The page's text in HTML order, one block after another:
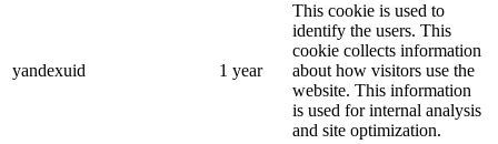
yandexuid 1 year
This cookie is used to
identify the users. This
cookie collects information
about how visitors use the
website. This information
is used for internal analysis
and site optimization.